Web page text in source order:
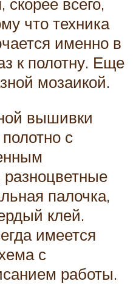
что техника
именно в
к полотну. Еще
мозаикой.
вышивки
с
палочка,
клей.
имеется
с
работы.